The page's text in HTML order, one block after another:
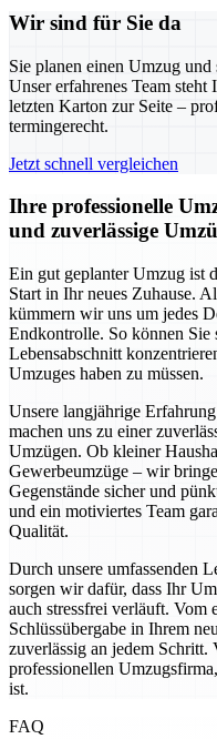
Wir sind für Sie da
Sie planen einen Umzug und
Unser erfahrenes Team
letzten Karton zur Seite –
termingerecht.
Jetzt schnell vergleichen
Ihre professionelle
und zuverlässige
Ein gut geplanter Umzug ist
Start in Ihr neues Zuhause.
kümmern wir uns um jedes
Endkontrolle. So können Sie
Lebensabschnitt
Umzuges haben zu müssen.
Unsere langjährige
machen uns zu einer
Umzügen. Ob kleiner
Gewerbeumzüge – wir
Gegenstände sicher und
und ein motiviertes Team
Qualität.
Durch unsere umfassenden
sorgen wir dafür, dass Ihr
auch stressfrei verläuft. Vom
Schlüssübergabe in Ihrem
zuverlässig an jedem Schritt.
professionellen
ist.
FAQ